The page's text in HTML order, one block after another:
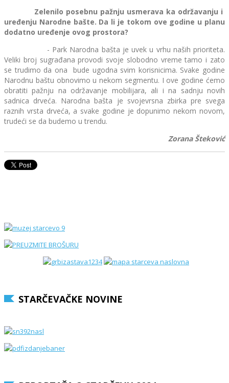
Zelenilo posebnu pažnju usmerava ka održavanju i
uređenju Narodne bašte. Da li je tokom ove godine u planu
dodatno uređenje ovog prostora?
- Park Narodna bašta je uvek u vrhu naših prioriteta.
Veliki broj sugrađana provodi svoje slobodno vreme tamo i zato
se trudimo da ona bude ugodna svim korisnicima. Svake godine
Narodnu baštu obnovimo u nekom segmentu. I ove godine ćemo
obratiti pažnju na održavanje mobilijara, ali i na sadnju novih
sadnica drveća. Narodna bašta je svojevrsna zbirka pre svega
raznih vrsta drveća, a svake godine je dopunimo nekom novom,
trudeći se da budemo u trendu.
Zorana Šteković
STARČEVAČKE NOVINE